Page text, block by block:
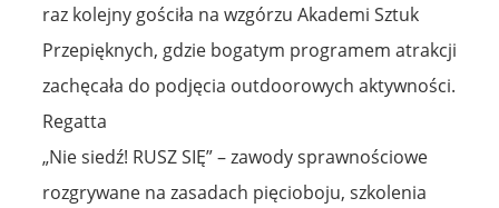
raz kolejny gościła na wzgórzu Akademi Sztuk
Przepięknych, gdzie bogatym programem atrakcji
zachęcała do podjęcia outdoorowych aktywności.
Regatta
„Nie siedź! RUSZ SIĘ” – zawody sprawnościowe
rozgrywane na zasadach pięcioboju, szkolenia